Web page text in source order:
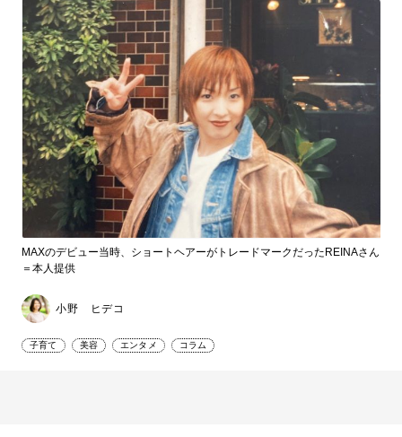
MAXのデビュー当時、ショートヘアーがトレードマークだったREINAさん
＝本人提供
小野 ヒデコ
子育て 美容 エンタメ コラム